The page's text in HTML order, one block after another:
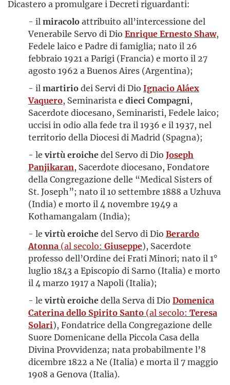
Dicastero a promulgare i Decreti riguardanti:
- il miracoloattribuito all’intercessione del
Venerabile Servo di Dio Enrique Ernesto Shaw,
Fedele laico e Padre di famiglia; nato il 26
febbraio 1921 a Parigi (Francia) e morto il 27
agosto 1962 a Buenos Aires (Argentina);
- il martiriodei Servi di Dio Ignacio Aláex
Vaquero, Seminarista e dieci Compagni,
Sacerdote diocesano, Seminaristi, Fedele laico;
uccisi in odio alla fede tra il 1936 e il 1937, nel
territorio della Diocesi di Madrid (Spagna);
- le virtù eroichedel Servo di Dio Joseph
Panjikaran, Sacerdote diocesano, Fondatore
della Congregazione delle “Medical Sisters of
St. Joseph”; nato il 10 settembre 1888 a Uzhuva
(India) e morto il 4 novembre 1949 a
Kothamangalam (India);
- le virtù eroichedel Servo di Dio Berardo
Atonna (al secolo: Giuseppe), Sacerdote
professo dell’Ordine dei Frati Minori; nato il 1°
luglio 1843 a Episcopio di Sarno (Italia) e morto
il 4 marzo 1917 a Napoli (Italia);
- le virtù eroichedella Serva di Dio Domenica
Caterina dello Spirito Santo (al secolo: Teresa
Solari), Fondatrice della Congregazione delle
Suore Domenicane della Piccola Casa della
Divina Provvidenza; nata probabilmente l’8
dicembre 1822 a Ne (Italia) e morta il 7 maggio
1908 a Genova (Italia).